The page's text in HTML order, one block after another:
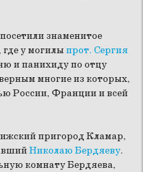
знаменитое
у могилыпрот. Сергия
и панихиду по отцу
многие из которых,
России, Франции и всей
пригород Кламар,
Николаю Бердяеву.
комнату Бердяева,